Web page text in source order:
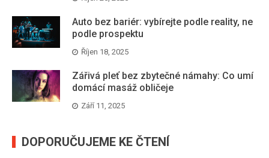
Auto bez bariér: vybírejte podle reality, ne
podle prospektu
Říjen 18, 2025
Zářivá pleť bez zbytečné námahy: Co umí
domácí masáž obličeje
Září 11, 2025
DOPORUČUJEME KE ČTENÍ